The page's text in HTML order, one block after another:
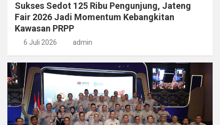
Sukses Sedot 125 Ribu Pengunjung, Jateng
Fair 2026 Jadi Momentum Kebangkitan
Kawasan PRPP
6 Juli 2026 admin